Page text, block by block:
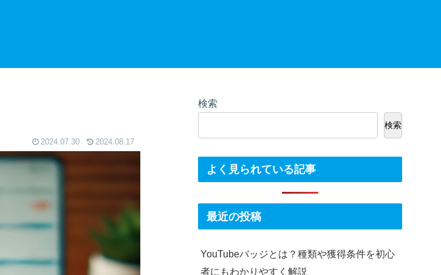
2024.07.30 2024.08.17
検索
検索
よく見られている記事
最近の投稿
YouTubeバッジとは？種類や獲得条件を初心
者にもわかりやすく解説